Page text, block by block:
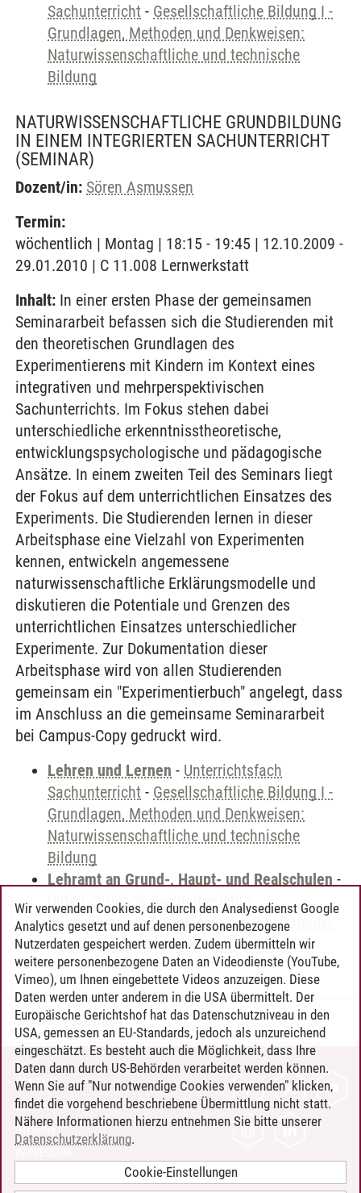
Sachunterricht - Gesellschaftliche Bildung I -
Grundlagen, Methoden und Denkweisen:
Naturwissenschaftliche und technische
Bildung
NATURWISSENSCHAFTLICHE GRUNDBILDUNG
IN EINEM INTEGRIERTEN SACHUNTERRICHT
(SEMINAR)
Dozent/in: Sören Asmussen
Termin:
wöchentlich | Montag | 18:15 - 19:45 | 12.10.2009 -
29.01.2010 | C 11.008 Lernwerkstatt
Inhalt: In einer ersten Phase der gemeinsamen
Seminararbeit befassen sich die Studierenden mit
den theoretischen Grundlagen des
Experimentierens mit Kindern im Kontext eines
integrativen und mehrperspektivischen
Sachunterrichts. Im Fokus stehen dabei
unterschiedliche erkenntnisstheoretische,
entwicklungspsychologische und pädagogische
Ansätze. In einem zweiten Teil des Seminars liegt
der Fokus auf dem unterrichtlichen Einsatzes des
Experiments. Die Studierenden lernen in dieser
Arbeitsphase eine Vielzahl von Experimenten
kennen, entwickeln angemessene
naturwissenschaftliche Erklärungsmodelle und
diskutieren die Potentiale und Grenzen des
unterrichtlichen Einsatzes unterschiedlicher
Experimente. Zur Dokumentation dieser
Arbeitsphase wird von allen Studierenden
gemeinsam ein "Experimentierbuch" angelegt, dass
im Anschluss an die gemeinsame Seminararbeit
bei Campus-Copy gedruckt wird.
Lehren und Lernen - Unterrichtsfach
Sachunterricht - Gesellschaftliche Bildung I -
Grundlagen, Methoden und Denkweisen:
Naturwissenschaftliche und technische
Bildung
Lehramt an Grund-, Haupt- und Realschulen -
Unterrichtsfach Sachunterricht-
Studienbereich 2: Problem- und Inhaltsfelder
des Sachunterrichts / Integrationsbereich
Timo Leder/30.06.2024
KONTAKT
LEUPHANA ALS ARBEITGEBER
INTRANET
Wir verwenden Cookies, die durch den Analysedienst Google
Analytics gesetzt und auf denen personenbezogene
Nutzerdaten gespeichert werden. Zudem übermitteln wir
weitere personenbezogene Daten an Videodienste (YouTube,
Vimeo), um Ihnen eingebettete Videos anzuzeigen. Diese
Daten werden unter anderem in die USA übermittelt. Der
Europäische Gerichtshof hat das Datenschutzniveau in den
USA, gemessen an EU-Standards, jedoch als unzureichend
eingeschätzt. Es besteht auch die Möglichkeit, dass Ihre
Daten dann durch US-Behörden verarbeitet werden können.
Wenn Sie auf "Nur notwendige Cookies verwenden" klicken,
findet die vorgehend beschriebene Übermittlung nicht statt.
Nähere Informationen hierzu entnehmen Sie bitte unserer
Datenschutzerklärung.
Cookie-Einstellungen